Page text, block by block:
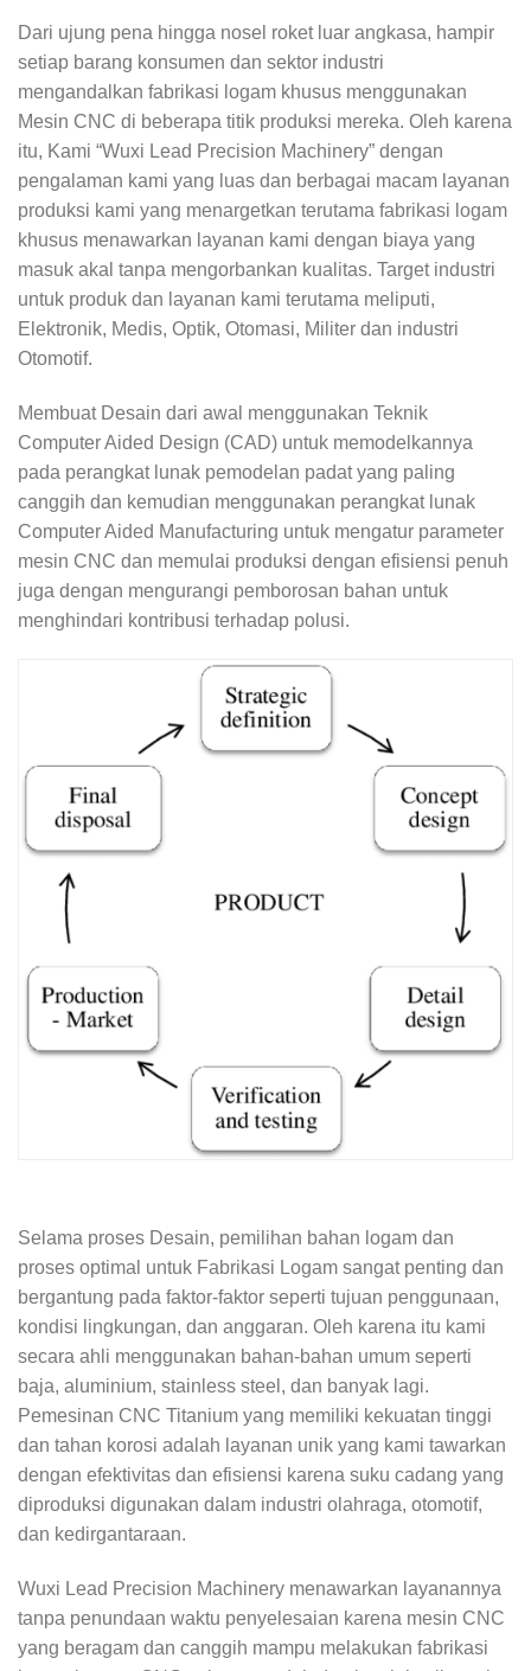
Dari ujung pena hingga nosel roket luar angkasa, hampir
setiap barang konsumen dan sektor industri
mengandalkan fabrikasi logam khusus menggunakan
Mesin CNC di beberapa titik produksi mereka. Oleh karena
itu, Kami “Wuxi Lead Precision Machinery” dengan
pengalaman kami yang luas dan berbagai macam layanan
produksi kami yang menargetkan terutama fabrikasi logam
khusus menawarkan layanan kami dengan biaya yang
masuk akal tanpa mengorbankan kualitas. Target industri
untuk produk dan layanan kami terutama meliputi,
Elektronik, Medis, Optik, Otomasi, Militer dan industri
Otomotif.
Membuat Desain dari awal menggunakan Teknik
Computer Aided Design (CAD) untuk memodelkannya
pada perangkat lunak pemodelan padat yang paling
canggih dan kemudian menggunakan perangkat lunak
Computer Aided Manufacturing untuk mengatur parameter
mesin CNC dan memulai produksi dengan efisiensi penuh
juga dengan mengurangi pemborosan bahan untuk
menghindari kontribusi terhadap polusi.
Selama proses Desain, pemilihan bahan logam dan
proses optimal untuk Fabrikasi Logam sangat penting dan
bergantung pada faktor-faktor seperti tujuan penggunaan,
kondisi lingkungan, dan anggaran. Oleh karena itu kami
secara ahli menggunakan bahan-bahan umum seperti
baja, aluminium, stainless steel, dan banyak lagi.
Pemesinan CNC Titanium yang memiliki kekuatan tinggi
dan tahan korosi adalah layanan unik yang kami tawarkan
dengan efektivitas dan efisiensi karena suku cadang yang
diproduksi digunakan dalam industri olahraga, otomotif,
dan kedirgantaraan.
Wuxi Lead Precision Machinery menawarkan layanannya
tanpa penundaan waktu penyelesaian karena mesin CNC
yang beragam dan canggih mampu melakukan fabrikasi